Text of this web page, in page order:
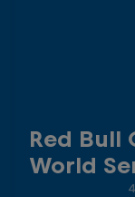
Red Bull
World